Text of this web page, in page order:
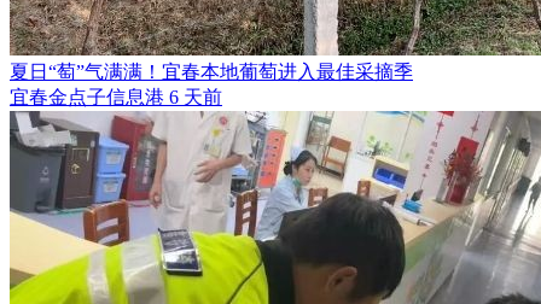
夏日“萄”气满满！宜春本地葡萄进入最佳采摘季
宜春金点子信息港 6 天前